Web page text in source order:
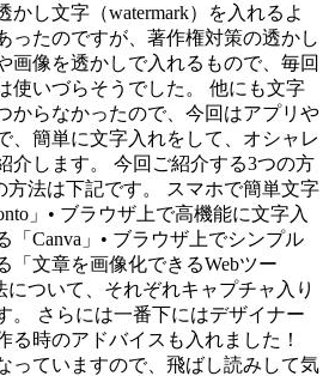
し文字（watermark）を入れるよ
ったのですが、著作権対策の透かし
画像を透かしで入れるもので、毎回
使いづらそうでした。 他にも文字
からなかったので、今回はアプリや
、簡単に文字入れをして、オシャレ
介します。 今回ご紹介する3つの方
方法は下記です。 スマホで簡単文字
」• ブラウザ上で高機能に文字入
「Canva」• ブラウザ上でシンプル
「文章を画像化できるWebツー
について、それぞれキャプチャ入り
。 さらには一番下にはデザイナー
る時のアドバイスも入れました！
っていますので、飛ばし読みして気